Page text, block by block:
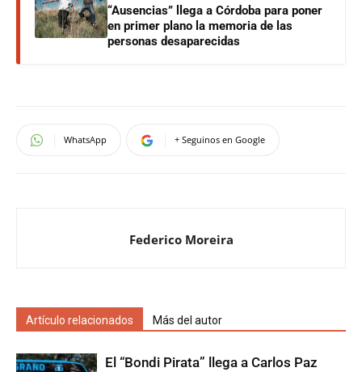
“Ausencias” llega a Córdoba para poner
en primer plano la memoria de las
personas desaparecidas
WhatsApp + Seguinos en Google
Federico Moreira
Artículo relacionados Más del autor
El “Bondi Pirata” llega a Carlos Paz